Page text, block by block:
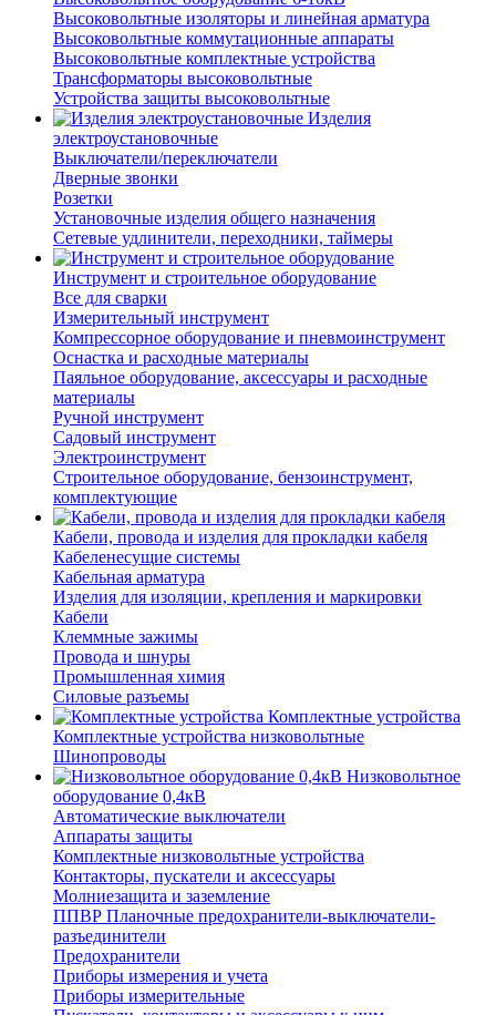
Высоковольтные изоляторы и линейная арматура
Высоковольтные коммутационные аппараты
Высоковольтные комплектные устройства
Трансформаторы высоковольтные
Устройства защиты высоковольтные
Изделия
электроустановочные
Выключатели/переключатели
Дверные звонки
Розетки
Установочные изделия общего назначения
Сетевые удлинители, переходники, таймеры
Инструмент и строительное оборудование
Все для сварки
Измерительный инструмент
Компрессорное оборудование и пневмоинструмент
Оснастка и расходные материалы
Паяльное оборудование, аксессуары и расходные
материалы
Ручной инструмент
Садовый инструмент
Электроинструмент
Строительное оборудование, бензоинструмент,
комплектующие
Кабели, провода и изделия для прокладки кабеля
Кабеленесущие системы
Кабельная арматура
Изделия для изоляции, крепления и маркировки
Кабели
Клеммные зажимы
Провода и шнуры
Промышленная химия
Силовые разъемы
Комплектные устройства
Комплектные устройства низковольтные
Шинопроводы
Низковольтное
оборудование 0,4кВ
Автоматические выключатели
Аппараты защиты
Комплектные низковольтные устройства
Контакторы, пускатели и аксессуары
Молниезащита и заземление
ППВР Планочные предохранители-выключатели-
разъединители
Предохранители
Приборы измерения и учета
Приборы измерительные